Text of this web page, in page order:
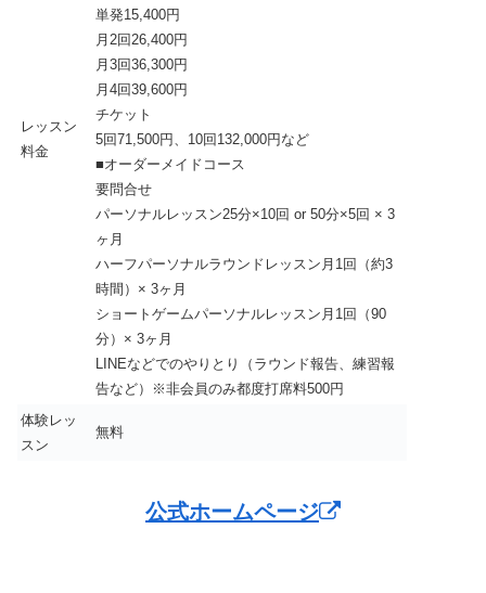
レッスン
料金
単発15,400円
月2回26,400円
月3回36,300円
月4回39,600円
チケット
5回71,500円、10回132,000円など
■オーダーメイドコース
要問合せ
パーソナルレッスン25分×10回 or 50分×5回 × 3
ヶ月
ハーフパーソナルラウンドレッスン月1回（約3
時間）× 3ヶ月
ショートゲームパーソナルレッスン月1回（90
分）× 3ヶ月
LINEなどでのやりとり（ラウンド報告、練習報
告など）※非会員のみ都度打席料500円
体験レッ
スン
無料
公式ホームページ